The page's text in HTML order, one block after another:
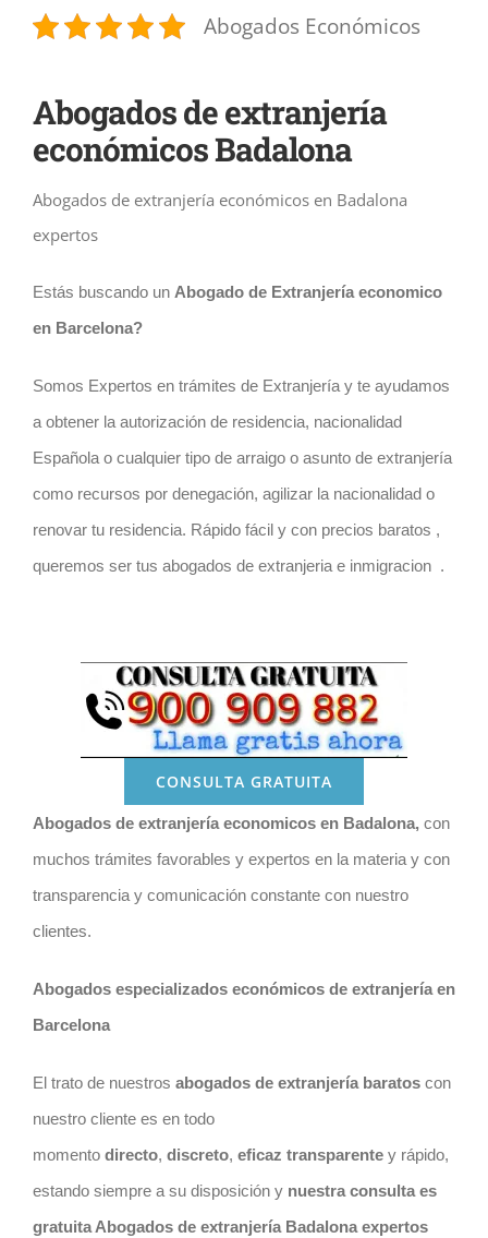
Abogados Económicos
Abogados de extranjería
económicos Badalona
Abogados de extranjería económicos en Badalona
expertos
Estás buscando un Abogado de Extranjería economico
en Barcelona?
Somos Expertos en trámites de Extranjería y te ayudamos
a obtener la autorización de residencia, nacionalidad
Española o cualquier tipo de arraigo o asunto de extranjería
como recursos por denegación, agilizar la nacionalidad o
renovar tu residencia. Rápido fácil y con precios baratos ,
queremos ser tus abogados de extranjeria e inmigracion .
CONSULTA GRATUITA
Abogados de extranjería economicos en Badalona, con
muchos trámites favorables y expertos en la materia y con
transparencia y comunicación constante con nuestro
clientes.
Abogados especializados económicos de extranjería en
Barcelona
El trato de nuestros abogados de extranjería baratoscon
nuestro cliente es en todo
momento directo, discreto, eficaz transparente y rápido,
estando siempre a su disposición y nuestra consulta es
gratuita Abogados de extranjería Badalona expertos